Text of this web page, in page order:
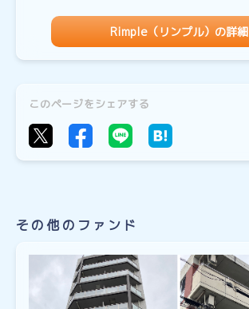
Rimple（リンプル）の詳細
このページをシェアする
その他のファンド